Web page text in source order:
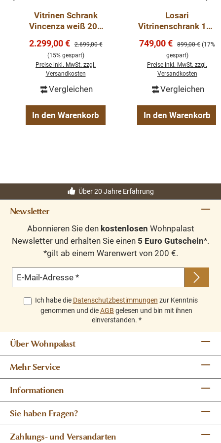
Vitrinen Schrank
Vincenza weiß 200
Verkaufspreis:
2.299,00 € Regulärer Preis:
2.699,00 €
(15% gespart)
Preise inkl. MwSt. zzgl.
Versandkosten
Vergleichen
In den Warenkorb
Losari
Vitrinenschrank 100
Schrank
Verkaufspreis:
749,00 € Regulärer Preis:
899,00 € (17%
gespart)
Preise inkl. MwSt. zzgl.
Versandkosten
Vergleichen
In den Warenkorb
Über 20 Jahre Erfahrung
Newsletter
Abonnieren Sie den kostenlosen Wohnpalast
Newsletter und erhalten Sie einen 5 Euro Gutschein*.
*gilt ab einem Warenwert von 200 €.
E-Mail-Adresse *
Ich habe die Datenschutzbestimmungen zur Kenntnis
genommen und dieAGB gelesen und bin mit ihnen
einverstanden. *
Über Wohnpalast
Mehr Service
Informationen
Sie haben Fragen?
Zahlungs- und Versandarten